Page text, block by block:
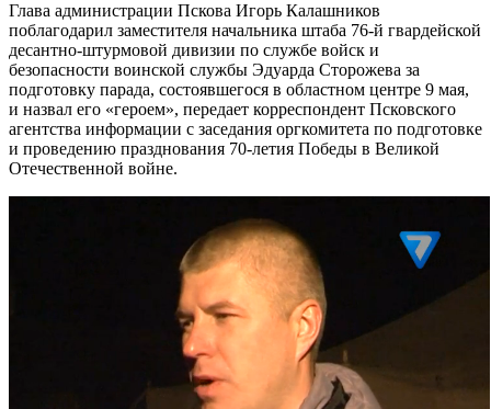
Глава администрации Пскова Игорь Калашников
поблагодарил заместителя начальника штаба 76-й гвардейской
десантно-штурмовой дивизии по службе войск и
безопасности воинской службы Эдуарда Сторожева за
подготовку парада, состоявшегося в областном центре 9 мая,
и назвал его «героем», передает корреспондент Псковского
агентства информации с заседания оргкомитета по подготовке
и проведению празднования 70-летия Победы в Великой
Отечественной войне.